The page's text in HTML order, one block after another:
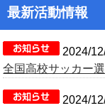
最新活動情報
2024/
全国高校サッカー
2024/